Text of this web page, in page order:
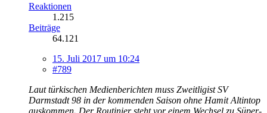
Reaktionen
1.215
Beiträge
64.121
15. Juli 2017 um 10:24
#789
Laut türkischen Medienberichten muss Zweitligist SV
Darmstadt 98 in der kommenden Saison ohne Hamit Altintop
auskommen. Der Routinier steht vor einem Wechsel zu Süper-